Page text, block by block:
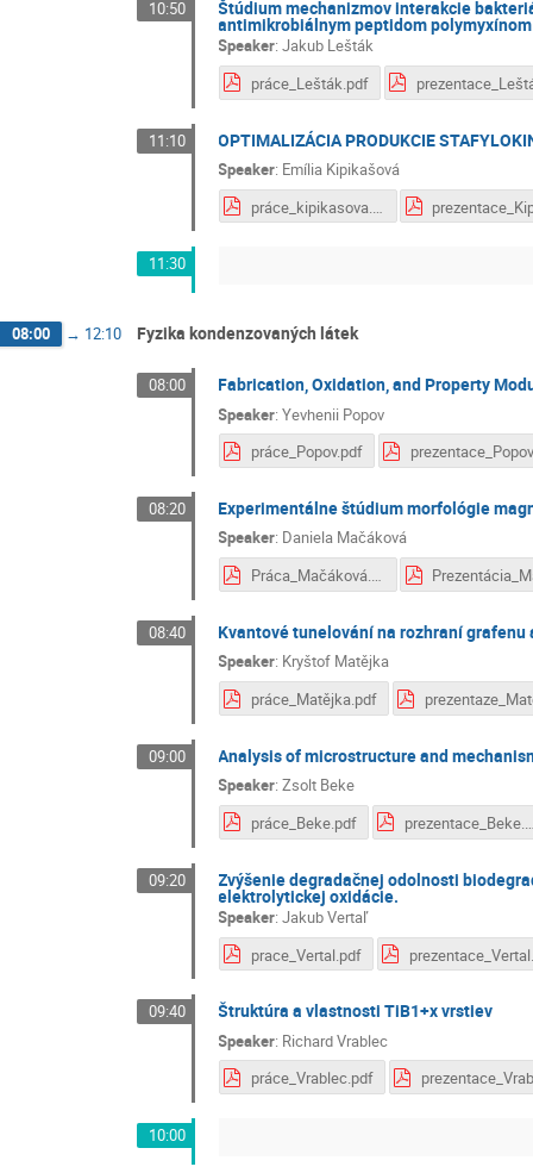
10:50 Štúdium mechanizmov interakcie
antimikrobiálnym peptidom
Speaker:Jakub Lešták
práce_Lešták.pdf
11:10 OPTIMALIZÁCIA PRODUKCIE
Speaker: Emília Kipikašová
práce_kipikasova.pdf
11:30
08:00 → 12:10 Fyzika kondenzovaných látek
08:00 Fabrication, Oxidation, and Property
Speaker:Yevhenii Popov
práce_Popov.pdf
08:20 Experimentálne štúdium morfológie
Speaker: Daniela Mačáková
Práca_Mačáková.pdf
08:40 Kvantové tunelování na rozhraní grafenu
Speaker: Kryštof Matějka
práce_Matějka.pdf
09:00 Analysis of microstructure and
Speaker:Zsolt Beke
práce_Beke.pdf
09:20 Zvýšenie degradačnej odolnosti
elektrolytickej oxidácie.
Speaker:Jakub Vertaľ
prace_Vertal.pdf
09:40 Štruktúra a vlastnosti TiB1+x vrstiev
Speaker: Richard Vrablec
práce_Vrablec.pdf
10:00